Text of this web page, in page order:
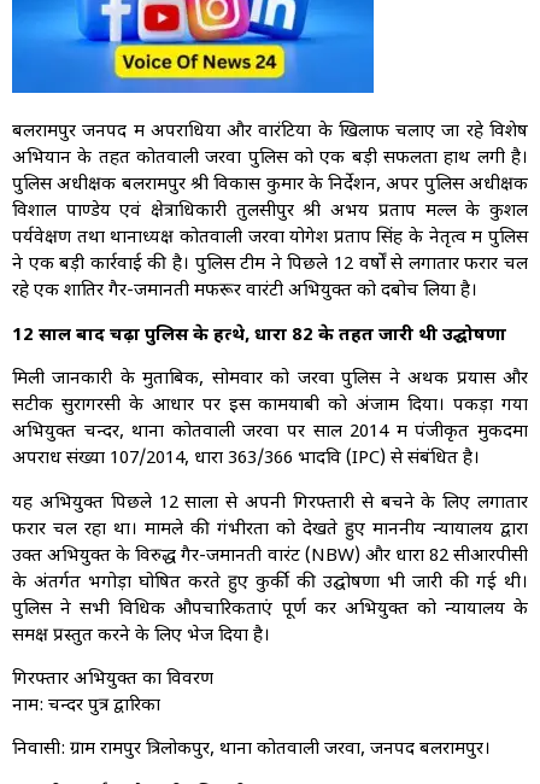
बलरामपुर जनपद में अपराधियों और वारंटियों के खिलाफ चलाए जा रहे विशेष
अभियान के तहत कोतवाली जरवा पुलिस को एक बड़ी सफलता हाथ लगी है।
पुलिस अधीक्षक बलरामपुर श्री विकास कुमार के निर्देशन, अपर पुलिस अधीक्षक
विशाल पाण्डेय एवं क्षेत्राधिकारी तुलसीपुर श्री अभय प्रताप मल्ल के कुशल
पर्यवेक्षण तथा थानाध्यक्ष कोतवाली जरवा योगेश प्रताप सिंह के नेतृत्व में पुलिस
ने एक बड़ी कार्रवाई की है। पुलिस टीम ने पिछले 12 वर्षों से लगातार फरार चल
रहे एक शातिर गैर-जमानती मफरूर वारंटी अभियुक्त को दबोच लिया है।
12 साल बाद चढ़ा पुलिस के हत्थे, धारा 82 के तहत जारी थी उद्घोषणा
मिली जानकारी के मुताबिक, सोमवार को जरवा पुलिस ने अथक प्रयास और
सटीक सुरागरसी के आधार पर इस कामयाबी को अंजाम दिया। पकड़ा गया
अभियुक्त चन्दर, थाना कोतवाली जरवा पर साल 2014 में पंजीकृत मुकदमा
अपराध संख्या 107/2014, धारा 363/366 भादवि (IPC) से संबंधित है।
यह अभियुक्त पिछले 12 सालों से अपनी गिरफ्तारी से बचने के लिए लगातार
फरार चल रहा था। मामले की गंभीरता को देखते हुए माननीय न्यायालय द्वारा
उक्त अभियुक्त के विरुद्ध गैर-जमानती वारंट (NBW) और धारा 82 सीआरपीसी
के अंतर्गत भगोड़ा घोषित करते हुए कुर्की की उद्घोषणा भी जारी की गई थी।
पुलिस ने सभी विधिक औपचारिकताएं पूर्ण कर अभियुक्त को न्यायालय के
समक्ष प्रस्तुत करने के लिए भेज दिया है।
गिरफ्तार अभियुक्त का विवरण
नाम: चन्दर पुत्र द्वारिका
निवासी: ग्राम रामपुर त्रिलोकपुर, थाना कोतवाली जरवा, जनपद बलरामपुर।